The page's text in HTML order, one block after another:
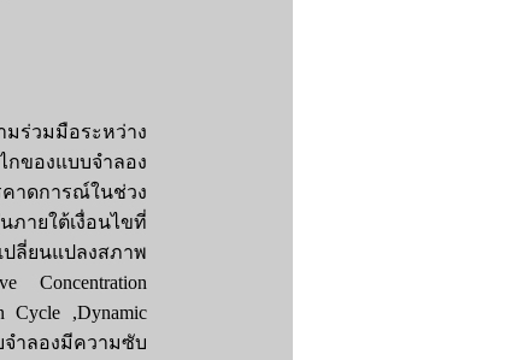
ร่วมมือระหว่าง
กของแบบจำลอง
าดการณ์ในช่วง
ายใต้เงื่อนไขที่
ปลี่ยนแปลงสภาพ
Concentration
Cycle ,Dynamic
บจำลองมีความซับ